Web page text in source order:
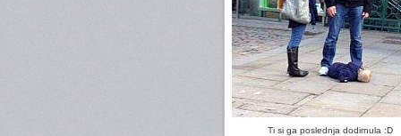
Ti si ga poslednja dodirnula :D